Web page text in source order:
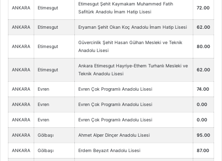
ANKARA Etimesgut
Etimesgut Şehit Kaymakam Muhammed Fatih
Safitürk Anadolu İmam Hatip Lisesi
72.00
ANKARA Etimesgut Eryaman Şehit Okan Koç Anadolu İmam Hatip Lisesi 62.00
ANKARA Etimesgut
Güvercinlik Şehit Hasan Gülhan Mesleki ve Teknik
Anadolu Lisesi
80.00
ANKARA Etimesgut
Ankara Etimesgut Hayriye-Ethem Turhanlı Mesleki ve
Teknik Anadolu Lisesi
62.00
ANKARA Evren Evren Çok Programlı Anadolu Lisesi 74.00
ANKARA Evren Evren Çok Programlı Anadolu Lisesi 0.00
ANKARA Evren Evren Çok Programlı Anadolu Lisesi 0.00
ANKARA Gölbaşı Ahmet Alper Dinçer Anadolu Lisesi 95.00
ANKARA Gölbaşı Erdem Beyazıt Anadolu Lisesi 87.00